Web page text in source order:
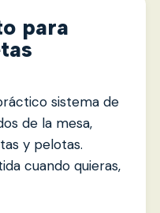
para
sistema de
de la mesa,
y pelotas.
cuando quieras,